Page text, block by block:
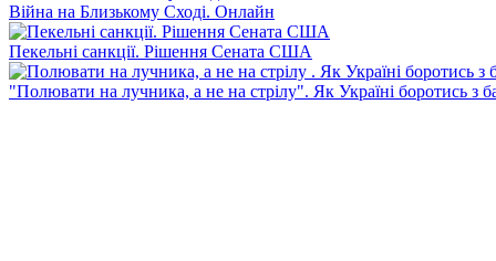
Війна на Близькому Сході. Онлайн
Пекельні санкції. Рішення Сената США
"Полювати на лучника, а не на стрілу". Як Україні боротись з